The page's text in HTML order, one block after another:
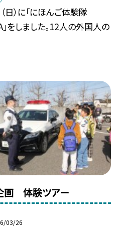
日）に「にほんご体験隊
をしました。12人の外国人の
画 体験ツアー
03/26